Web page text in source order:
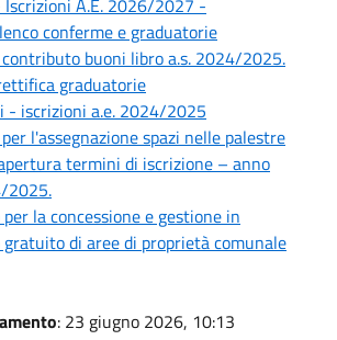
conferme e graduatorie
buoni libro a.s. 2024/2025.
graduatorie
- iscrizioni a.e. 2024/2025
l'assegnazione spazi nelle palestre
termini di iscrizione – anno
2025.
la concessione e gestione in
gratuito di aree di proprietà comunale
: 23 giugno 2026, 10:13